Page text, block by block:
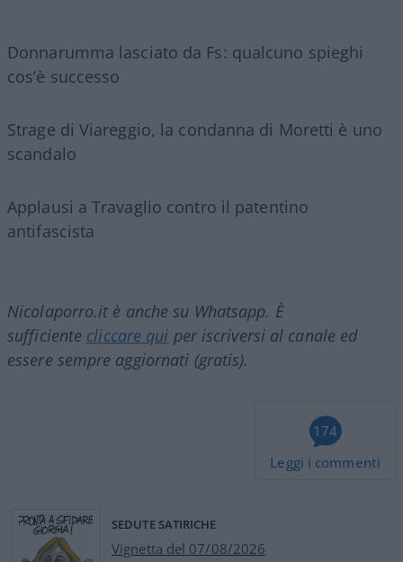
Donnarumma lasciato da Fs: qualcuno spieghi
cos’è successo
Strage di Viareggio, la condanna di Moretti è uno
scandalo
Applausi a Travaglio contro il patentino
antifascista
Nicolaporro.it è anche su Whatsapp. È
sufficiente cliccare qui per iscriversi al canale ed
essere sempre aggiornati (gratis).
174
Leggi i commenti
SEDUTE SATIRICHE
Vignetta del 07/08/2026